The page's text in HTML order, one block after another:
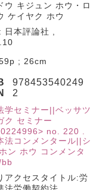
ウ キジュン ホウ・ロ
ケイヤク ホウ
日本評論社 ,
; 26cm
978453540249
2
学セミナー||ベッサツ
ク セミナー
no. 220 .
法コンメンタール||シ
ン ホウ コンメンタ
bb
アクセスタイトル:労